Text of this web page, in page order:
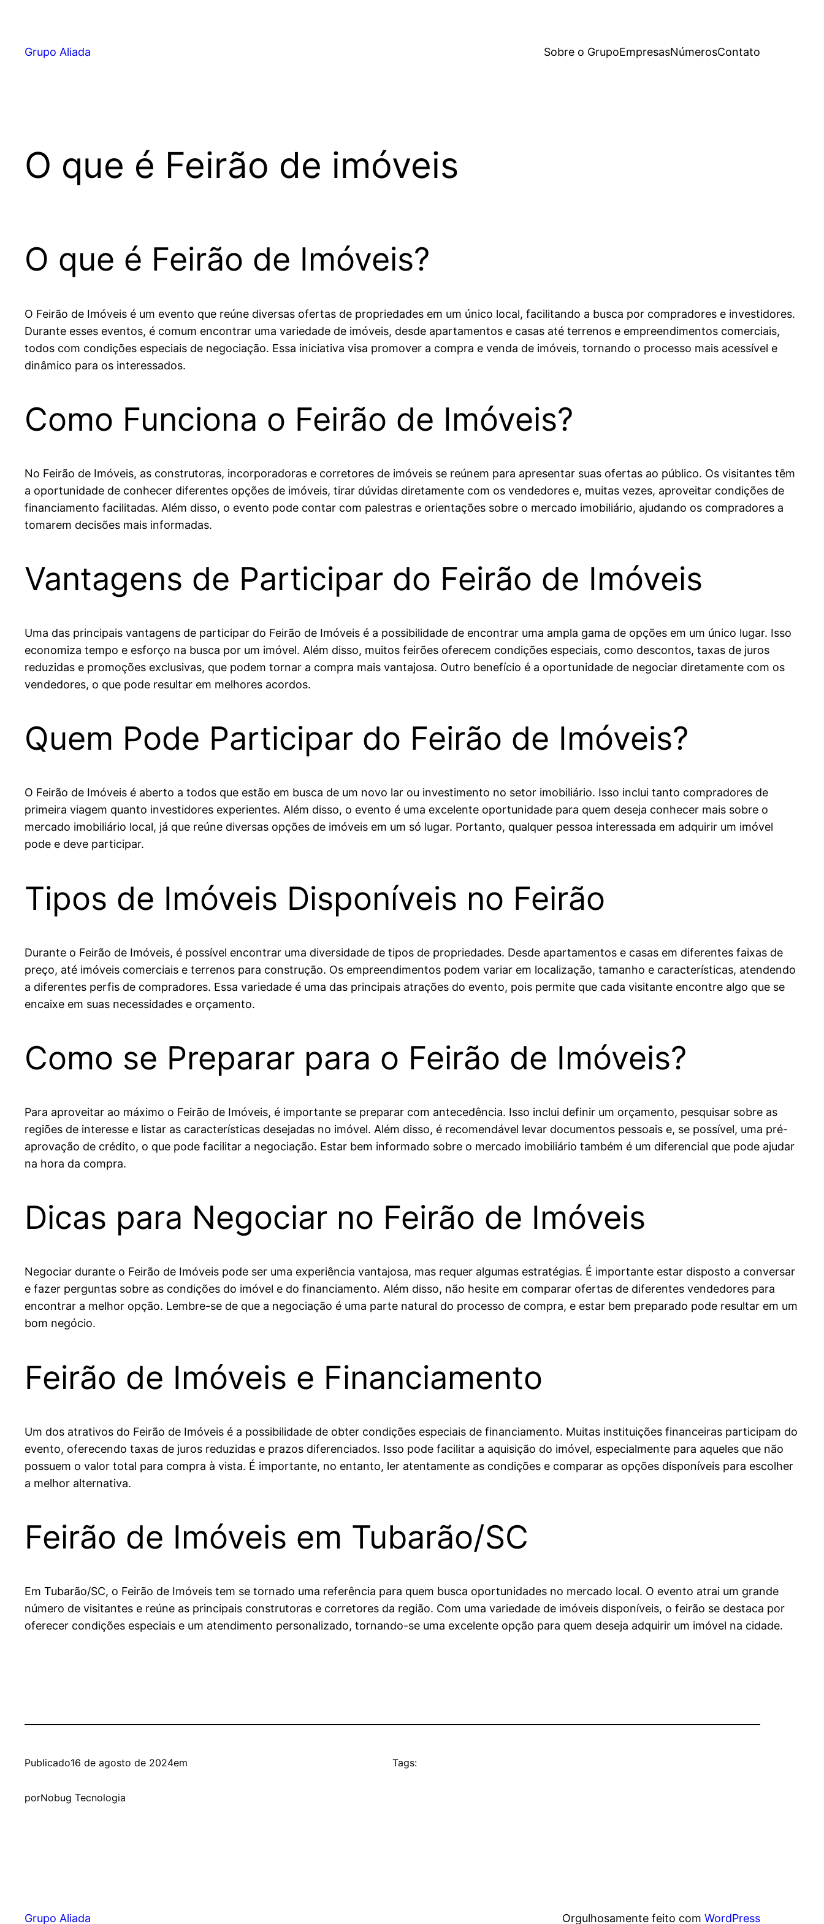
Grupo Aliada Sobre o GrupoEmpresasNúmerosContato
O que é Feirão de imóveis
O que é Feirão de Imóveis?
O Feirão de Imóveis é um evento que reúne diversas ofertas de propriedades em um único local, facilitando a busca por compradores e investidores.
Durante esses eventos, é comum encontrar uma variedade de imóveis, desde apartamentos e casas até terrenos e empreendimentos comerciais,
todos com condições especiais de negociação. Essa iniciativa visa promover a compra e venda de imóveis, tornando o processo mais acessível e
dinâmico para os interessados.
Como Funciona o Feirão de Imóveis?
No Feirão de Imóveis, as construtoras, incorporadoras e corretores de imóveis se reúnem para apresentar suas ofertas ao público. Os visitantes têm
a oportunidade de conhecer diferentes opções de imóveis, tirar dúvidas diretamente com os vendedores e, muitas vezes, aproveitar condições de
financiamento facilitadas. Além disso, o evento pode contar com palestras e orientações sobre o mercado imobiliário, ajudando os compradores a
tomarem decisões mais informadas.
Vantagens de Participar do Feirão de Imóveis
Uma das principais vantagens de participar do Feirão de Imóveis é a possibilidade de encontrar uma ampla gama de opções em um único lugar. Isso
economiza tempo e esforço na busca por um imóvel. Além disso, muitos feirões oferecem condições especiais, como descontos, taxas de juros
reduzidas e promoções exclusivas, que podem tornar a compra mais vantajosa. Outro benefício é a oportunidade de negociar diretamente com os
vendedores, o que pode resultar em melhores acordos.
Quem Pode Participar do Feirão de Imóveis?
O Feirão de Imóveis é aberto a todos que estão em busca de um novo lar ou investimento no setor imobiliário. Isso inclui tanto compradores de
primeira viagem quanto investidores experientes. Além disso, o evento é uma excelente oportunidade para quem deseja conhecer mais sobre o
mercado imobiliário local, já que reúne diversas opções de imóveis em um só lugar. Portanto, qualquer pessoa interessada em adquirir um imóvel
pode e deve participar.
Tipos de Imóveis Disponíveis no Feirão
Durante o Feirão de Imóveis, é possível encontrar uma diversidade de tipos de propriedades. Desde apartamentos e casas em diferentes faixas de
preço, até imóveis comerciais e terrenos para construção. Os empreendimentos podem variar em localização, tamanho e características, atendendo
a diferentes perfis de compradores. Essa variedade é uma das principais atrações do evento, pois permite que cada visitante encontre algo que se
encaixe em suas necessidades e orçamento.
Como se Preparar para o Feirão de Imóveis?
Para aproveitar ao máximo o Feirão de Imóveis, é importante se preparar com antecedência. Isso inclui definir um orçamento, pesquisar sobre as
regiões de interesse e listar as características desejadas no imóvel. Além disso, é recomendável levar documentos pessoais e, se possível, uma pré-
aprovação de crédito, o que pode facilitar a negociação. Estar bem informado sobre o mercado imobiliário também é um diferencial que pode ajudar
na hora da compra.
Dicas para Negociar no Feirão de Imóveis
Negociar durante o Feirão de Imóveis pode ser uma experiência vantajosa, mas requer algumas estratégias. É importante estar disposto a conversar
e fazer perguntas sobre as condições do imóvel e do financiamento. Além disso, não hesite em comparar ofertas de diferentes vendedores para
encontrar a melhor opção. Lembre-se de que a negociação é uma parte natural do processo de compra, e estar bem preparado pode resultar em um
bom negócio.
Feirão de Imóveis e Financiamento
Um dos atrativos do Feirão de Imóveis é a possibilidade de obter condições especiais de financiamento. Muitas instituições financeiras participam do
evento, oferecendo taxas de juros reduzidas e prazos diferenciados. Isso pode facilitar a aquisição do imóvel, especialmente para aqueles que não
possuem o valor total para compra à vista. É importante, no entanto, ler atentamente as condições e comparar as opções disponíveis para escolher
a melhor alternativa.
Feirão de Imóveis em Tubarão/SC
Em Tubarão/SC, o Feirão de Imóveis tem se tornado uma referência para quem busca oportunidades no mercado local. O evento atrai um grande
número de visitantes e reúne as principais construtoras e corretores da região. Com uma variedade de imóveis disponíveis, o feirão se destaca por
oferecer condições especiais e um atendimento personalizado, tornando-se uma excelente opção para quem deseja adquirir um imóvel na cidade.
Publicado16 de agosto de 2024em
porNobug Tecnologia
Tags:
Grupo Aliada Orgulhosamente feito com WordPress